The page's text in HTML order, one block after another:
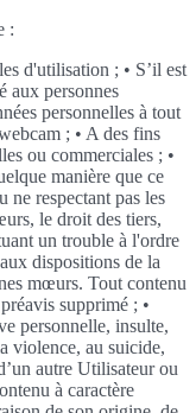
:
d'utilisation ; • S’il est
aux personnes
personnelles à tout
; • A des fins
ou commerciales ; •
manière que ce
ne respectant pas les
le droit des tiers,
un trouble à l'ordre
dispositions de la
mœurs. Tout contenu
supprimé ; •
personnelle, insulte,
violence, au suicide,
autre Utilisateur ou
à caractère